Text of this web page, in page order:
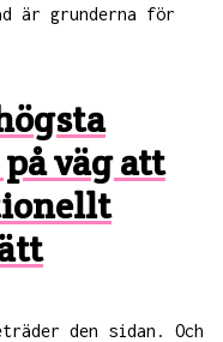
är grunderna för
väg att
den sidan. Och